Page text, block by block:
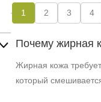
1 2 3 4
Почему жирная
Жирная кожа
который